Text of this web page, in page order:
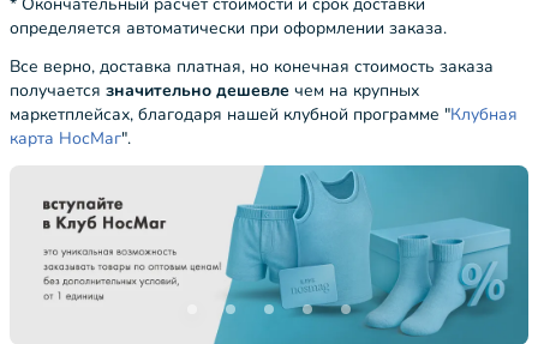
определяется автоматически при оформлении заказа.
Все верно, доставка платная, но конечная стоимость заказа
получается значительно дешевле чем на крупных
маркетплейсах, благодаря нашей клубной программе "Клубная
карта НосМаг".